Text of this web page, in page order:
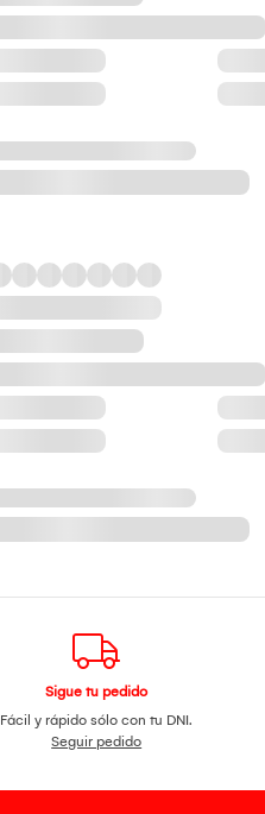
Sigue tu pedido
Fácil y rápido sólo con tu DNI.
Seguir pedido